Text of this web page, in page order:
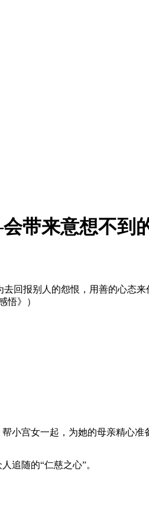
带来意想不到
回报别人的怨恨，用善的心态
悟》）
宫女一起，为她的母亲精心准
追随的“仁慈之心”。